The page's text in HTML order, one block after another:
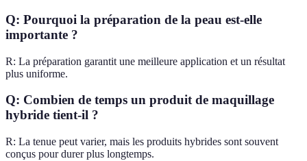
Q: Pourquoi la préparation de la peau est-elle
importante ?
R: La préparation garantit une meilleure application et un résultat
plus uniforme.
Q: Combien de temps un produit de maquillage
hybride tient-il ?
R: La tenue peut varier, mais les produits hybrides sont souvent
conçus pour durer plus longtemps.